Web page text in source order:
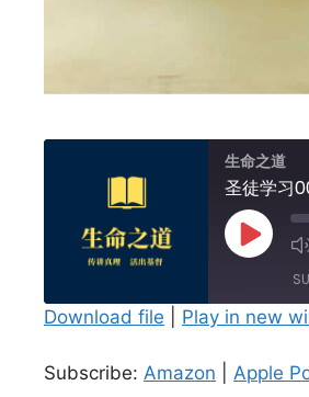
生命之道
圣徒学习
Play
Spotify
Download file Play in new
Subscribe: Amazon Apple